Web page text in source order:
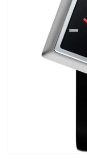
Cadeaukaarten